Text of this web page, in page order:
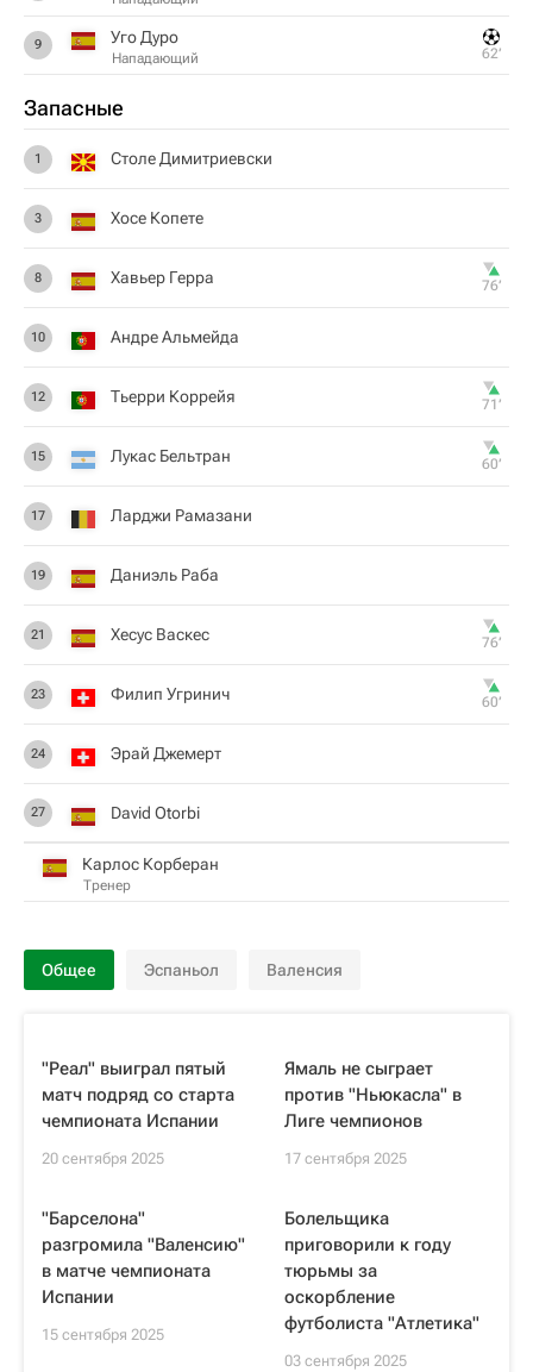
9 Уго Дуро
Нападающий 62‎’‎
Запасные
1 Столе Димитриевски
3 Хосе Копете
8 Хавьер Герра 76‎’‎
10 Андре Альмейда
12 Тьерри Коррейя 71‎’‎
15 Лукас Бельтран 60‎’‎
17 Ларджи Рамазани
19 Даниэль Раба
21 Хесус Васкес 76‎’‎
23 Филип Угринич 60‎’‎
24 Эрай Джемерт
27 David Otorbi
Карлос Корберан
Тренер
Общее Эспаньол Валенсия
"Реал" выиграл пятый
матч подряд со старта
чемпионата Испании
20 сентября 2025
Ямаль не сыграет
против "Ньюкасла" в
Лиге чемпионов
17 сентября 2025
"Барселона"
разгромила "Валенсию"
в матче чемпионата
Испании
15 сентября 2025
Болельщика
приговорили к году
тюрьмы за
оскорбление
футболиста "Атлетика"
03 сентября 2025